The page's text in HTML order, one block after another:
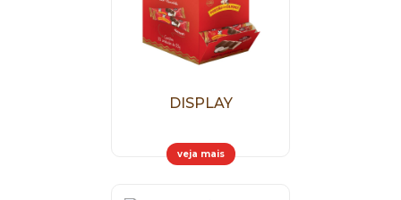
DISPLAY
veja mais